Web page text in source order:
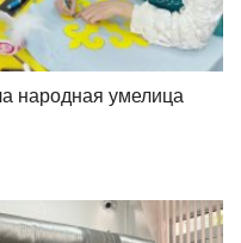
народная умелица